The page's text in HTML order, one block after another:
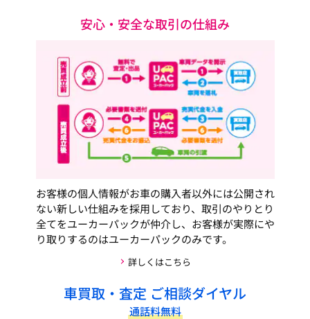
安心・安全な取引の仕組み
お客様の個人情報がお車の購入者以外には公開され
ない新しい仕組みを採用しており、取引のやりとり
全てをユーカーパックが仲介し、お客様が実際にや
り取りするのはユーカーパックのみです。
詳しくはこちら
車買取・査定 ご相談ダイヤル
通話料無料